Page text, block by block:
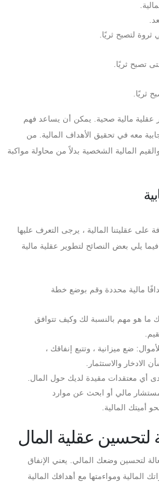
لتصبح ثريًا.
تصبح ثريًا.
ثريًا.
عقلية مالية صحية. يمكن أن يساعد فهم
معه في تحقيق الأهداف المالية. من
المالية الشخصية بدلاً من محاولة مواكبة
على عقليتنا المالية ، يرجى التعرف عليها
يلي بعض النصائح لتطوير عقلية مالية
مالية محددة وقم بوضع خطة
ما هو مهم بالنسبة لك وكيف تتوافق
ضع ميزانية ، وتتبع إنفاقك ،
الادخار والاستثمار.
أي معتقدات مقيدة لديك حول المال.
مالي أو ابحث عن موارد
أميتك المالية.
عقلية المال
لتحسين وضعك المالي. يعني الإنفاق
المالية ومواءمتها مع أهدافك المالية